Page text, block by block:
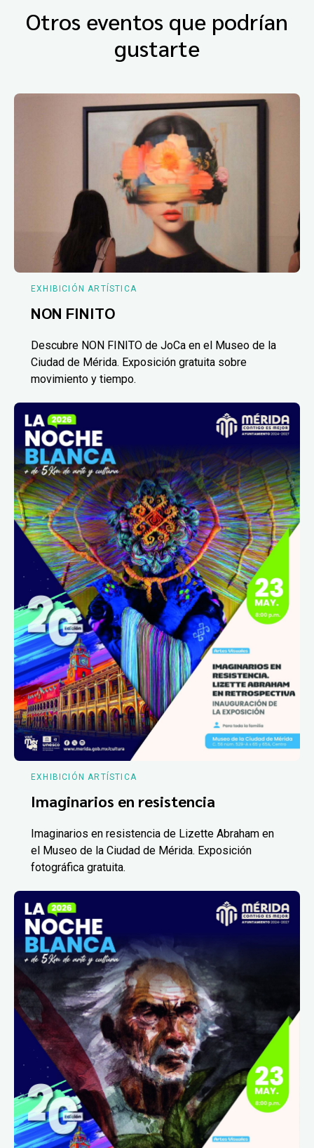
Otros eventos que podrían
gustarte
EXHIBICIÓN ARTÍSTICA
NON FINITO
Descubre NON FINITO de JoCa en el Museo de la
Ciudad de Mérida. Exposición gratuita sobre
movimiento y tiempo.
EXHIBICIÓN ARTÍSTICA
Imaginarios en resistencia
Imaginarios en resistencia de Lizette Abraham en
el Museo de la Ciudad de Mérida. Exposición
fotográfica gratuita.